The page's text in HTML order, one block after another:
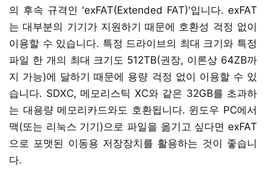
의 후속 규격인 'exFAT(Extended FAT)'입니다. exFAT
는 대부분의 기기가 지원하기 때문에 호환성 걱정 없이
이용할 수 있습니다. 특정 드라이브의 최대 크기와 특정
파일 한 개의 최대 크기도 512TB(권장, 이론상 64ZB까
지 가능)에 달하기 때문에 용량 걱정 없이 이용할 수 있
습니다. SDXC, 메모리스틱 XC와 같은 32GB를 초과하
는 대용량 메모리카드와도 호환됩니다. 윈도우 PC에서
맥(또는 리눅스 기기)으로 파일을 옮기고 싶다면 exFAT
으로 포맷된 이동용 저장장치를 활용하는 것이 좋습니
다.